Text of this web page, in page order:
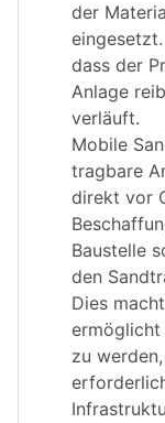
der
dass der
Anlage
verläuft.
Mobile
tragbare
direkt vor
Baustelle
den
Dies
ermöglicht
zu